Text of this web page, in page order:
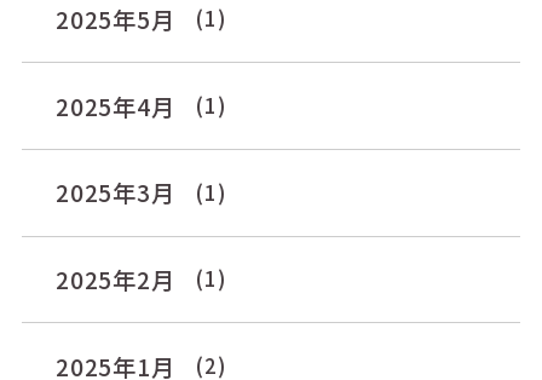
2025年5月 (1)
2025年4月 (1)
2025年3月 (1)
2025年2月 (1)
2025年1月 (2)